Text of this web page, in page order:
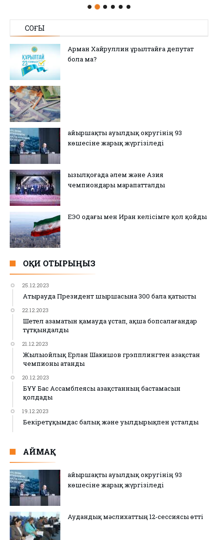
СОҢҒЫ
Арман Хайруллин Құрылтайға депутат
бола ма?
Қайыршақты ауылдық округінің 93
көшесіне жарық жүргізіледі
Қызылқоғада әлем және Азия
чемпиондары марапатталды
ЕЭО одағы мен Иран келісімге қол қойды
ОҚИ ОТЫРЫҢЫЗ
25.12.2023
Атырауда Президент шыршасына 300 бала қатысты
22.12.2023
Шетел азаматын қамауда ұстап, ақша бопсалағандар
тұтқындалды
21.12.2023
Жылыойлық Ерлан Шакишов грэпплингтен Қазақстан
чемпионы атанды
20.12.2023
БҰҰ Бас Ассамблеясы Қазақстанның бастамасын
қолдады
19.12.2023
Бекіретұқымдас балық және уылдырықпен ұсталды
АЙМАҚ
Қайыршақты ауылдық округінің 93
көшесіне жарық жүргізіледі
Аудандық мәслихаттың 12-сессиясы өтті